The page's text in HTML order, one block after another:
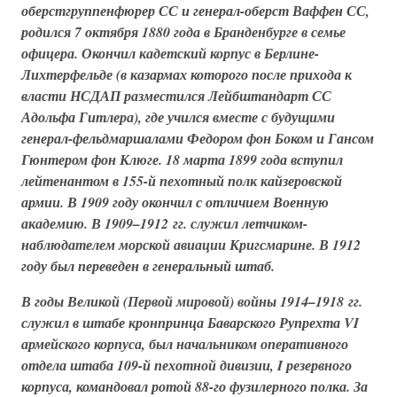
оберстгруппенфюрер СС и генерал-оберстВаффен СС,
родился 7 октября 1880 года в Бранденбурге в семье
офицера. Окончил кадетский корпус в Берлине-
Лихтерфельде (в казармах которого после прихода к
власти НСДАП разместилсяЛейбштандарт СС
Адольфа Гитлера), где учился вместе с будущими
генерал-фельдмаршалами Федором фон Боком и Гансом
Гюнтером фон Клюге. 18 марта 1899 года вступил
лейтенантом в 155-й пехотный полк кайзеровской
армии. В 1909 году окончил с отличием Военную
академию. В 1909–1912 гг. служил летчиком-
наблюдателем морской авиацииКригсмарине. В 1912
году был переведен в генеральный штаб.
В годы Великой (Первой мировой) войны 1914–1918 гг.
служил в штабе кронпринца Баварского Рупрехта VI
армейского корпуса, был начальником оперативного
отдела штаба 109-й пехотной дивизии, I резервного
корпуса, командовал ротой 88-го фузилерного полка. За